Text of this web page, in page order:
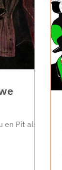
en Pit als